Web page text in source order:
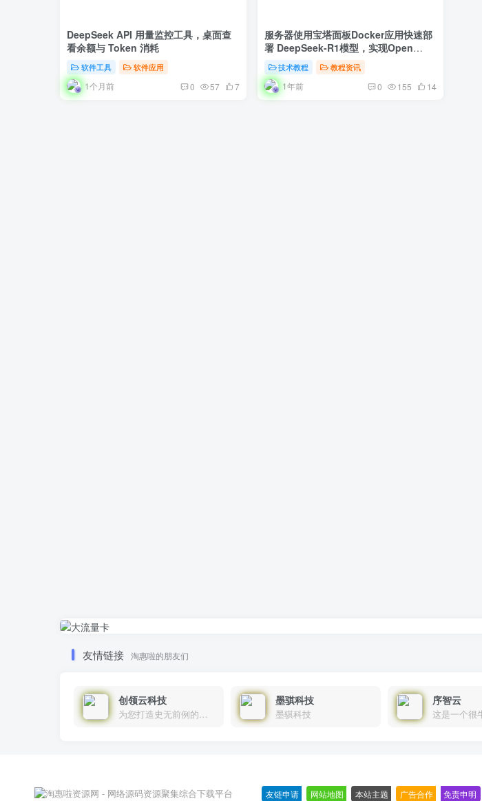
DeepSeek API 用量监控工具，桌面查
看余额与 Token 消耗
软件工具 软件应用
1个月前 0 57 7
服务器使用宝塔面板Docker应用快速部
署 DeepSeek-R1模型，实现Open
WebUI访问使用
技术教程 教程资讯
1年前 0 155 14
友情链接 淘惠啦的朋友们
创领云科技
为您打造史无前例的应用产品带您认识新时代产品的创新
墨骐科技
墨骐科技
序智云
友链申请 网站地图 本站主题 广告合作 免责申明